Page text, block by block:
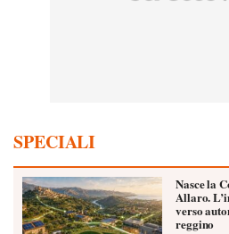
SPECIALI
Nasce la
Allaro.
verso
reggino